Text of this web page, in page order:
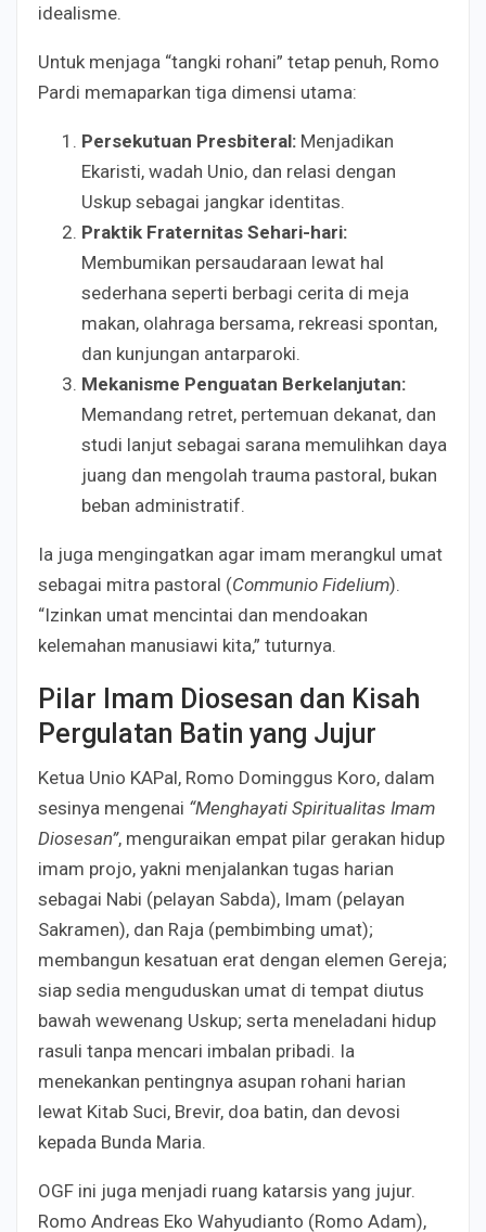
idealisme.
Untuk menjaga “tangki rohani” tetap penuh, Romo
Pardi memaparkan tiga dimensi utama:
Persekutuan Presbiteral: Menjadikan
Ekaristi, wadah Unio, dan relasi dengan
Uskup sebagai jangkar identitas.
Praktik Fraternitas Sehari-hari:
Membumikan persaudaraan lewat hal
sederhana seperti berbagi cerita di meja
makan, olahraga bersama, rekreasi spontan,
dan kunjungan antarparoki.
Mekanisme Penguatan Berkelanjutan:
Memandang retret, pertemuan dekanat, dan
studi lanjut sebagai sarana memulihkan daya
juang dan mengolah trauma pastoral, bukan
beban administratif.
Ia juga mengingatkan agar imam merangkul umat
sebagai mitra pastoral (Communio Fidelium).
“Izinkan umat mencintai dan mendoakan
kelemahan manusiawi kita,” tuturnya.
Pilar Imam Diosesan dan Kisah
Pergulatan Batin yang Jujur
Ketua Unio KAPal, Romo Dominggus Koro, dalam
sesinya mengenai “Menghayati Spiritualitas Imam
Diosesan”, menguraikan empat pilar gerakan hidup
imam projo, yakni menjalankan tugas harian
sebagai Nabi (pelayan Sabda), Imam (pelayan
Sakramen), dan Raja (pembimbing umat);
membangun kesatuan erat dengan elemen Gereja;
siap sedia menguduskan umat di tempat diutus
bawah wewenang Uskup; serta meneladani hidup
rasuli tanpa mencari imbalan pribadi. Ia
menekankan pentingnya asupan rohani harian
lewat Kitab Suci, Brevir, doa batin, dan devosi
kepada Bunda Maria.
OGF ini juga menjadi ruang katarsis yang jujur.
Romo Andreas Eko Wahyudianto (Romo Adam),